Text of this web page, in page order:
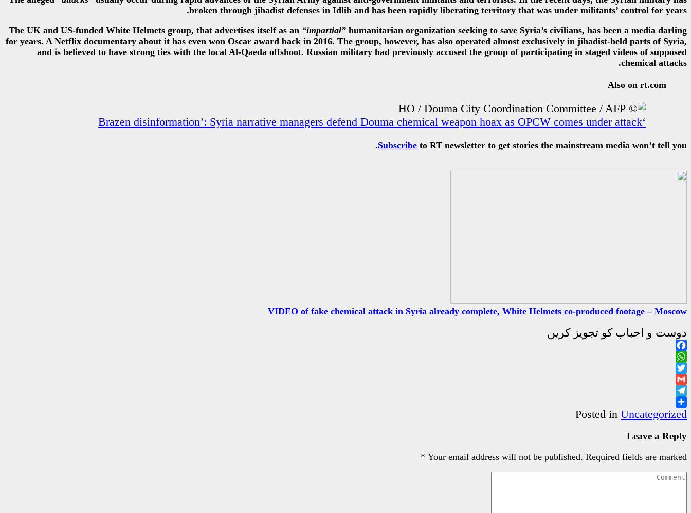
broken through jihadist defenses in Idlib and has been rapidly liberating territory that was under militants’ control for years.
The UK and US-funded White Helmets group, that advertises itself as an “impartial” humanitarian organization seeking to save Syria’s civilians, has been a media darling
for years. A Netflix documentary about it has even won Oscar award back in 2016. The group, however, has also operated almost exclusively in jihadist-held parts of Syria,
and is believed to have strong ties with the local Al-Qaeda offshoot. Russian military had previously accused the group of participating in staged videos of supposed
chemical attacks.
Also on rt.com
‘Brazen disinformation’: Syria narrative managers defend Douma chemical weapon hoax as OPCW comes under attack
Subscribe to RT newsletter to get stories the mainstream media won’t tell you.
VIDEO of fake chemical attack in Syria already complete, White Helmets co-produced footage – Moscow
دوست و احباب کو تجویز کریں
Facebook
WhatsApp
Twitter
Gmail
Telegram
Share
Posted in Uncategorized
Leave a Reply
Your email address will not be published. Required fields are marked
*